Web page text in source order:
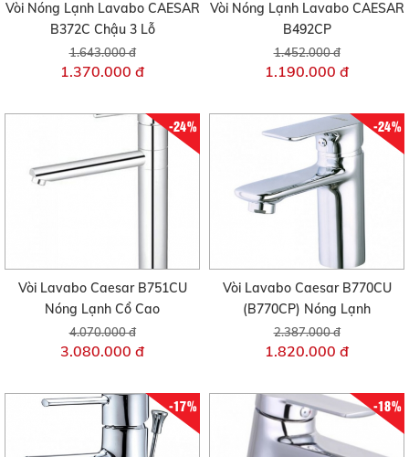
Vòi Nóng Lạnh Lavabo CAESAR
B372C Chậu 3 Lỗ
1.643.000 đ
1.370.000 đ
Vòi Nóng Lạnh Lavabo CAESAR
B492CP
1.452.000 đ
1.190.000 đ
-24%
Vòi Lavabo Caesar B751CU
Nóng Lạnh Cổ Cao
4.070.000 đ
3.080.000 đ
-24%
Vòi Lavabo Caesar B770CU
(B770CP) Nóng Lạnh
2.387.000 đ
1.820.000 đ
-17% -18%